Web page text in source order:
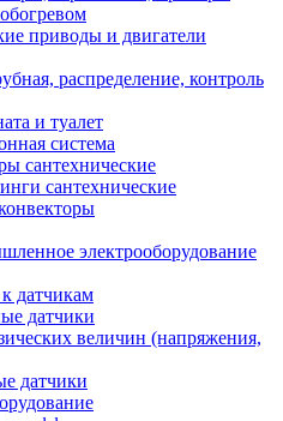
приводы и двигатели
распределение, контроль
и туалет
система
сантехнические
сантехнические
электрооборудование
датчикам
датчики
величин (напряжения,
датчики